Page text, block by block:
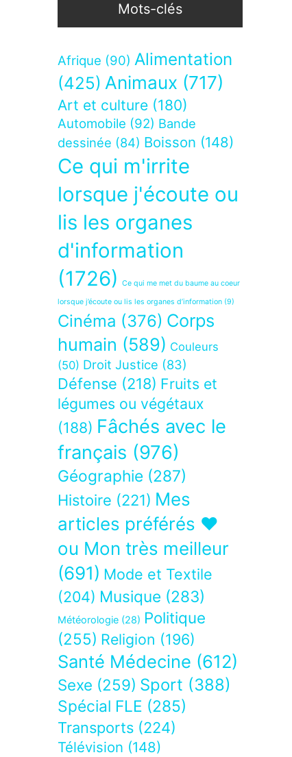
Mots-clés
Afrique (90) Alimentation
(425) Animaux (717)
Art et culture (180)
Automobile (92) Bande
dessinée (84) Boisson (148)
Ce qui m'irrite
lorsque j'écoute ou
lis les organes
d'information
(1726)
Ce qui me met du baume au coeur
lorsque j’écoute ou lis les organes d’information (9)
Cinéma (376) Corps
humain (589) Couleurs
(50) Droit Justice (83)
Défense (218) Fruits et
légumes ou végétaux
(188) Fâchés avec le
français (976)
Géographie (287)
Histoire (221) Mes
articles préférés ❤
ou Mon très meilleur
(691) Mode et Textile
(204) Musique (283)
Météorologie (28) Politique
(255) Religion (196)
Santé Médecine (612)
Sexe (259) Sport (388)
Spécial FLE (285)
Transports (224)
Télévision (148)